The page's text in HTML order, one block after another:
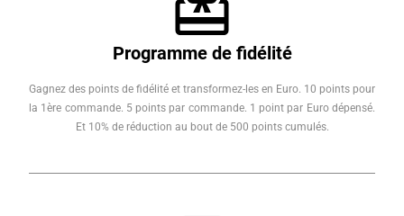
Programme de fidélité
Gagnez des points de fidélité et transformez-les en Euro. 10 points pour
la 1ère commande. 5 points par commande. 1 point par Euro dépensé.
Et 10% de réduction au bout de 500 points cumulés.